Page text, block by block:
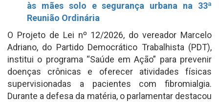
às mães solo e segurança urbana na 33ª
Reunião Ordinária
O Projeto de Lei nº 12/2026, do vereador Marcelo
Adriano, do Partido Democrático Trabalhista (PDT),
institui o programa “Saúde em Ação” para prevenir
doenças crônicas e oferecer atividades físicas
supervisionadas a pacientes com fibromialgia.
Durante a defesa da matéria, o parlamentar destacou